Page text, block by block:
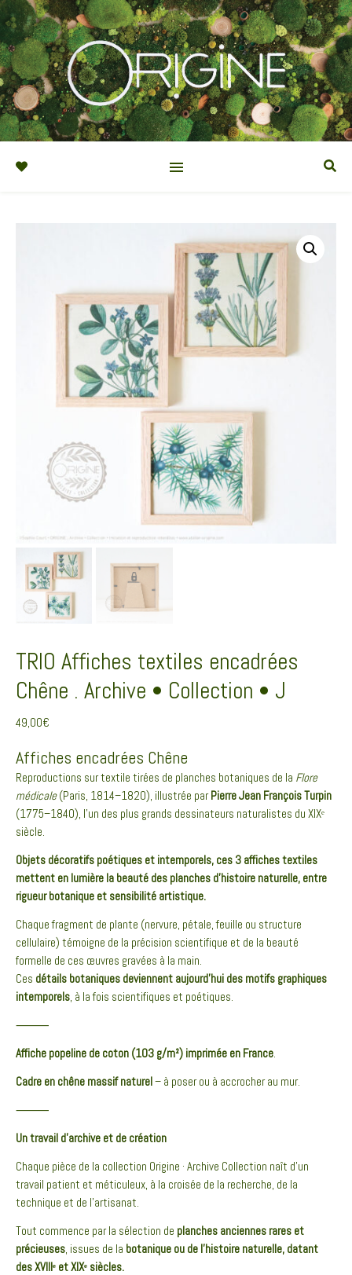
TRIO Affiches textiles encadrées
Chêne . Archive • Collection • J
49,00€
Affiches encadrées Chêne
Reproductions sur textile tirées de planches botaniques de la Flore
médicale(Paris, 1814–1820), illustrée parPierre Jean François Turpin
(1775–1840), l’un des plus grands dessinateurs naturalistes du XIXᵉ
siècle.
Objets décoratifs poétiques et intemporels, ces 3 affiches textiles
mettent en lumière la beauté des planches d’histoire naturelle, entre
rigueur botanique et sensibilité artistique.
Chaque fragment de plante (nervure, pétale, feuille ou structure
cellulaire) témoigne de la précision scientifique et de la beauté
formelle de ces œuvres gravées à la main.
Ces détails botaniques deviennent aujourd’hui des motifs graphiques
intemporels, à la fois scientifiques et poétiques.
⸻
Affiche popeline de coton (103 g/m²) imprimée en France.
Cadre en chêne massif naturel– à poser ou à accrocher au mur.
⸻
Un travail d’archive et de création
Chaque pièce de la collection Origine · Archive Collection naît d’un
travail patient et méticuleux, à la croisée de la recherche, de la
technique et de l’artisanat.
Tout commence par la sélection de planches anciennes rares et
précieuses, issues de la botanique ou de l’histoire naturelle, datant
des XVIIIᵉ et XIXᵉ siècles.